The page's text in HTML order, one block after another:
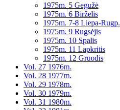
1975m. 5 Gegužė
1975m. 6 Birželis
1975m. 7-8 Liepa-Rugp.
1975m. 9 Rugsėjis
1975m. 10 Spalis
1975m. 11 Lapkritis
1975m. 12 Gruodis
Vol. 27 1976m.
Vol. 28 1977m.
Vol. 29 1978m.
Vol. 30 1979m.
Vol. 31 1980m.